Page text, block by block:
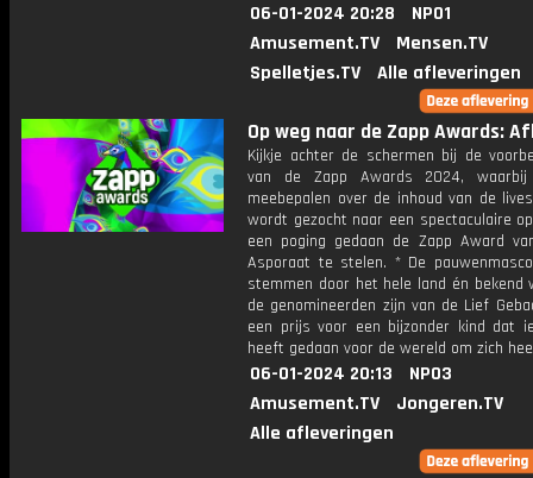
06-01-2024 20:28
NPO1
Amusement.TV
Mensen.TV
Spelletjes.TV
Alle afleveringen
Op weg naar de Zapp Awards:
Kijkje achter de schermen bij de
van de Zapp Awards 2024, waarbij
meebepalen over de inhoud van de
wordt gezocht naar een spectaculaire
een poging gedaan de Zapp Award
Asporaat te stelen. * De
stemmen door het hele land én bekend
de genomineerden zijn van de Lief
een prijs voor een bijzonder kind dat
heeft gedaan voor de wereld om zich
06-01-2024 20:13
NPO3
Amusement.TV
Jongeren.TV
Alle afleveringen